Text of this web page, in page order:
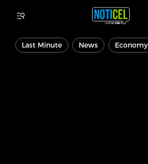
Last Minute News Economy